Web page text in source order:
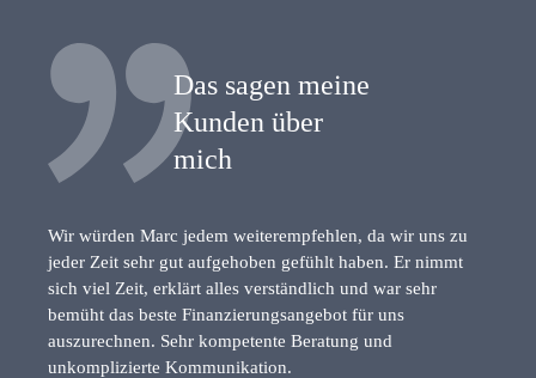
Das sagen meine
Kunden über
mich
Wir würden Marc jedem weiterempfehlen, da wir uns zu
jeder Zeit sehr gut aufgehoben gefühlt haben. Er nimmt
sich viel Zeit, erklärt alles verständlich und war sehr
bemüht das beste Finanzierungsangebot für uns
auszurechnen. Sehr kompetente Beratung und
unkomplizierte Kommunikation.